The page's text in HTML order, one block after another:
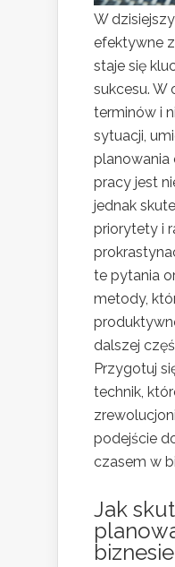
W
efektywne
staje się
sukcesu. W
terminów i
sytuacji,
planowania
pracy jest
jednak
priorytety i
te pytania
metody,
dalszej
Przygotuj
technik,
podejście
czasem w
Jak